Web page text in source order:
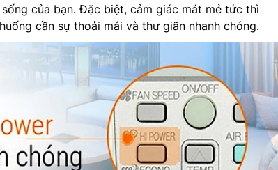
của bạn. Đặc biệt, cảm giác mát mẻ tức thì
cần sự thoải mái và thư giãn nhanh chóng.